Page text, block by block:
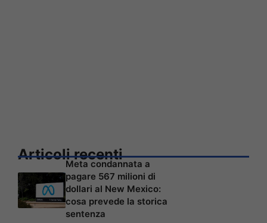
Articoli recenti
Meta condannata a
pagare 567 milioni di
dollari al New Mexico:
cosa prevede la storica
sentenza